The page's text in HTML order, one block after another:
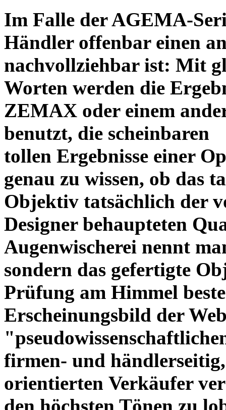
Im Falle der AGEMA-
Händler offenbar einen
nachvollziehbar ist: Mit
Worten werden die
ZEMAX oder einem
benutzt, die scheinbaren
tollen Ergebnisse einer
genau zu wissen, ob das
Objektiv tatsächlich der
Designer behaupteten
Augenwischerei nennt
sondern das gefertigte
Prüfung am Himmel
Erscheinungsbild der
firmen- und
orientierten Verkäufer
den höchsten Tönen zu